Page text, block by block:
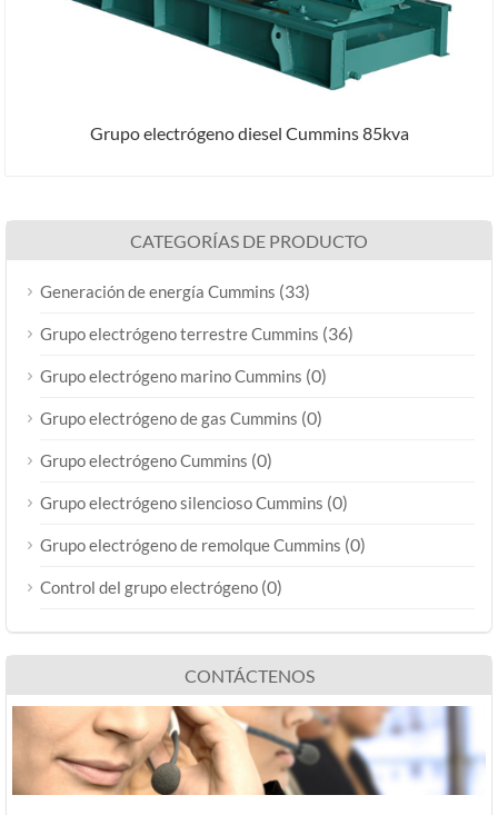
Grupo electrógeno diesel Cummins 85kva
CATEGORÍAS DE PRODUCTO
Generación de energía Cummins (33)
Grupo electrógeno terrestre Cummins (36)
Grupo electrógeno marino Cummins (0)
Grupo electrógeno de gas Cummins (0)
Grupo electrógeno Cummins (0)
Grupo electrógeno silencioso Cummins (0)
Grupo electrógeno de remolque Cummins (0)
Control del grupo electrógeno (0)
CONTÁCTENOS